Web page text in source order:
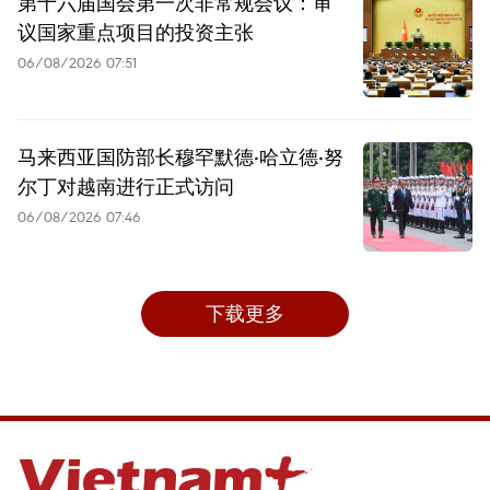
议国家重点项目的投资主张
06/08/2026 07:51
马来西亚国防部长穆罕默德·哈立德·努
尔丁对越南进行正式访问
06/08/2026 07:46
下载更多